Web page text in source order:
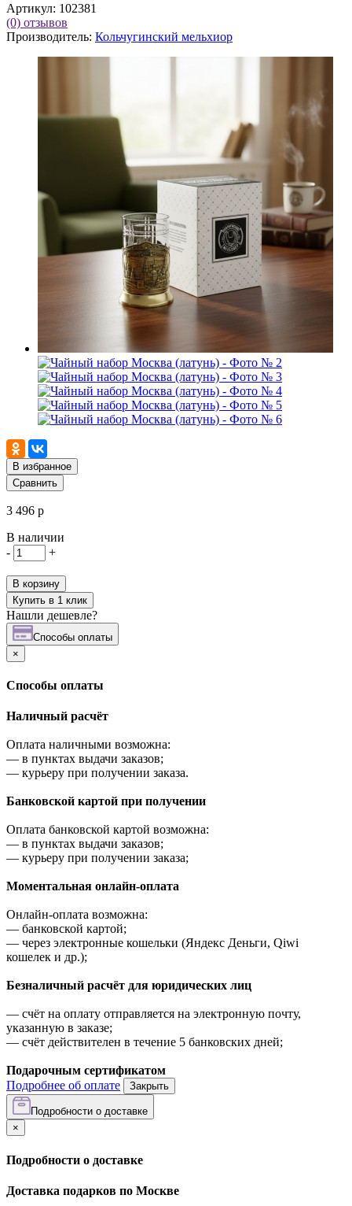
Артикул: 102381
(0) отзывов
Производитель: Кольчугинский мельхиор
В избранное
Сравнить
3 496 р
В наличии
-
+
В корзину
Купить в 1 клик
Нашли дешевле?
Cпособы оплаты
×
Cпособы оплаты
Наличный расчёт
Оплата наличными возможна:
— в пунктах выдачи заказов;
— курьеру при получении заказа.
Банковской картой при получении
Оплата банковской картой возможна:
— в пунктах выдачи заказов;
— курьеру при получении заказа;
Моментальная онлайн-оплата
Онлайн-оплата возможна:
— банковской картой;
— через электронные кошельки (Яндекс Деньги, Qiwi
кошелек и др.);
Безналичный расчёт для юридических лиц
— счёт на оплату отправляется на электронную почту,
указанную в заказе;
— счёт действителен в течение 5 банковских дней;
Подарочным сертификатом
Подробнее об оплате
Закрыть
Подробности о доставке
×
Подробности о доставке
Доставка подарков по Москве